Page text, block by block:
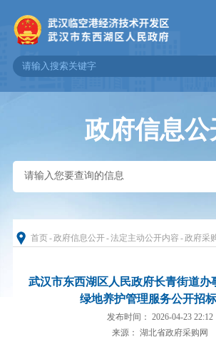
政府信息公
首页-政府信息公开-法定主动公开内容 -政府采
武汉市东西湖区人民政府长青街道办
绿地养护管理服务公开招
发布时间： 2026-04-23 22:12
来源： 湖北省政府采购网